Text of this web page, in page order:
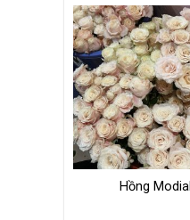
Hồng Modial